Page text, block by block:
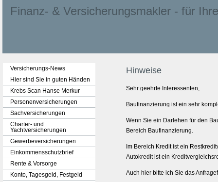
Finanz- & Ver­sicherungs­makler - für
Versicherungs-News
Hier sind Sie in guten Händen
Krebs Scan Hanse Merkur
Per­sonenversicherungen
Sachversicherungen
Charter- und
Yachtversicherungen
Gewerbeversicherungen
Einkommensschutzbrief
Rente & Vorsorge
Konto, Tages­geld, Festgeld
Hinweise
Sehr geehrte Interessenten,
Baufinanzierung ist ein sehr
Wenn Sie ein Darlehen für den
Bereich Baufinanzierung.
Im Bereich Kredit ist ein
Autokredit ist ein
Auch hier bitte ich Sie das